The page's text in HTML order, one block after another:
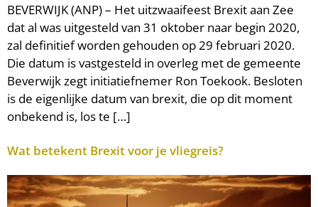
BEVERWIJK (ANP) – Het uitzwaaifeest Brexit aan Zee
dat al was uitgesteld van 31 oktober naar begin 2020,
zal definitief worden gehouden op 29 februari 2020.
Die datum is vastgesteld in overleg met de gemeente
Beverwijk zegt initiatiefnemer Ron Toekook. Besloten
is de eigenlijke datum van brexit, die op dit moment
onbekend is, los te […]
Wat betekent Brexit voor je vliegreis?